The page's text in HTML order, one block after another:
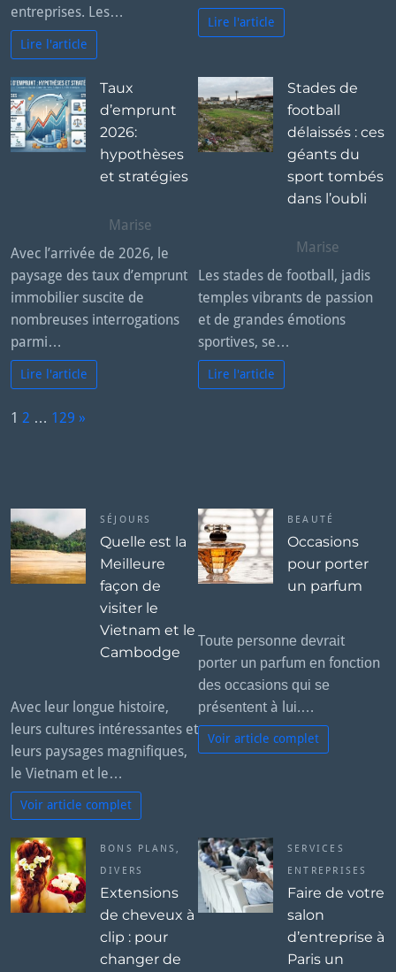
entreprises. Les…
Lire l'article
Lire l'article
Taux
d’emprunt
2026:
hypothèses
et stratégies
Marise
Avec l’arrivée de 2026, le
paysage des taux d’emprunt
immobilier suscite de
nombreuses interrogations
parmi…
Lire l'article
Stades de
football
délaissés : ces
géants du
sport tombés
dans l’oubli
Marise
Les stades de football, jadis
temples vibrants de passion
et de grandes émotions
sportives, se…
Lire l'article
P
1 2 … 129
t
»
SÉJOURS
Quelle est la
Meilleure
façon de
visiter le
Vietnam et le
Cambodge
Avec leur longue histoire,
leurs cultures intéressantes et
leurs paysages magnifiques,
le Vietnam et le…
Voir article complet
BEAUTÉ
Occasions
pour porter
un parfum
Tоutе реrѕоnnе dеvrаіt
роrtеr un раrfum еn fоnсtіоn
dеѕ оссаѕіоnѕ ԛuі ѕе
рréѕеntеnt à luі.…
Voir article complet
BONS PLANS ,
DIVERS
Extensions
de cheveux à
clip : pour
changer de
SERVICES
ENTREPRISES
Faire de votre
salon
d’entreprise à
Paris un